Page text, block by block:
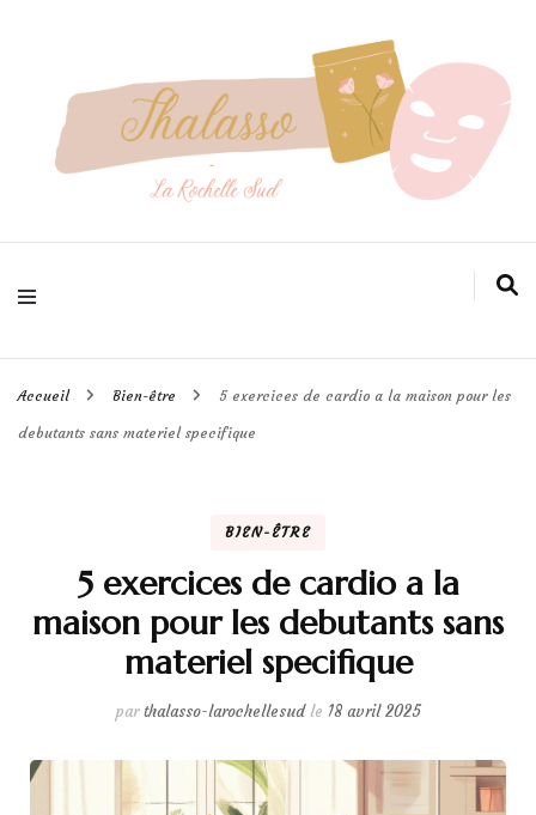
Thalasso
Accueil Bien-être 5 exercices de cardio a la maison pour les
debutants sans materiel specifique
BIEN-ÊTRE
5 exercices de cardio a la
maison pour les debutants sans
materiel specifique
parthalasso-larochellesud le 18 avril 2025